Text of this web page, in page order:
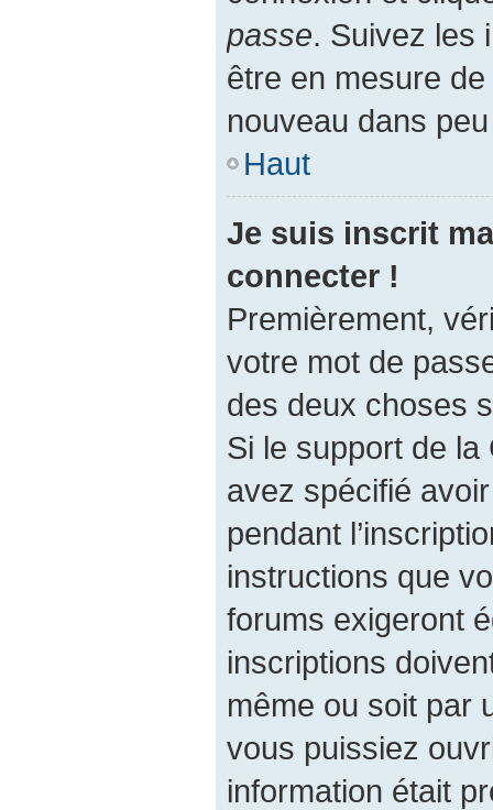
passe. Suivez les
être en mesure
nouveau dans
Haut
Je suis inscrit
connecter !
Premièrement,
votre mot de
des deux choses
Si le support de la
avez spécifié
pendant
instructions que
forums exigeront
inscriptions
même ou soit par
vous puissiez
information était